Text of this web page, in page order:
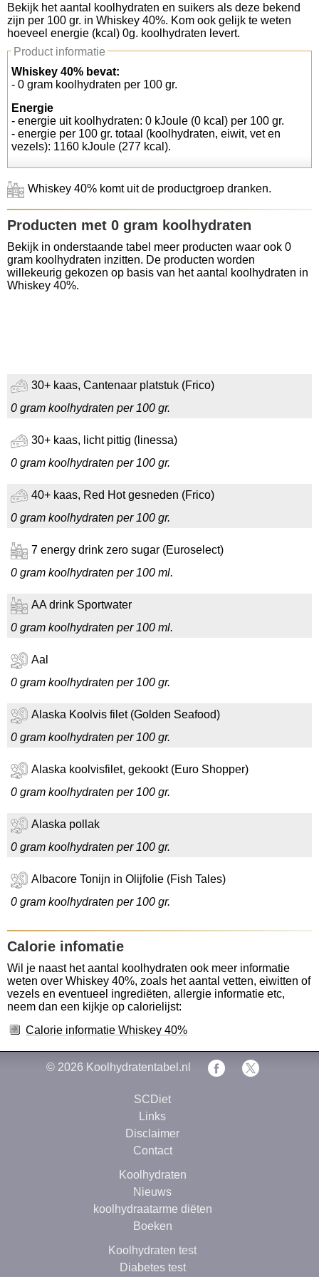
Koolhydraten tellen
Links
Bekijk het aantal koolhydraten en suikers als deze bekend
zijn per 100 gr. in Whiskey 40%. Kom ook gelijk te weten
hoeveel energie (kcal) 0g. koolhydraten levert.
Product informatie
Whiskey 40% bevat:
- 0 gram koolhydraten per 100 gr.
Energie
- energie uit koolhydraten: 0 kJoule (0 kcal) per 100 gr.
- energie per 100 gr. totaal (koolhydraten, eiwit, vet en
vezels): 1160 kJoule (277 kcal).
Whiskey 40% komt uit de productgroep dranken.
Producten met 0 gram koolhydraten
Bekijk in onderstaande tabel meer producten waar ook 0
gram koolhydraten inzitten. De producten worden
willekeurig gekozen op basis van het aantal koolhydraten in
Whiskey 40%.
30+ kaas, Cantenaar platstuk (Frico)
0 gram koolhydraten per 100 gr.
30+ kaas, licht pittig (linessa)
0 gram koolhydraten per 100 gr.
40+ kaas, Red Hot gesneden (Frico)
0 gram koolhydraten per 100 gr.
7 energy drink zero sugar (Euroselect)
0 gram koolhydraten per 100 ml.
AA drink Sportwater
0 gram koolhydraten per 100 ml.
Aal
0 gram koolhydraten per 100 gr.
Alaska Koolvis filet (Golden Seafood)
0 gram koolhydraten per 100 gr.
Alaska koolvisfilet, gekookt (Euro Shopper)
0 gram koolhydraten per 100 gr.
Alaska pollak
0 gram koolhydraten per 100 gr.
Albacore Tonijn in Olijfolie (Fish Tales)
0 gram koolhydraten per 100 gr.
Calorie infomatie
Wil je naast het aantal koolhydraten ook meer informatie
weten over Whiskey 40%, zoals het aantal vetten, eiwitten of
vezels en eventueel ingrediëten, allergie informatie etc,
neem dan een kijkje op calorielijst:
Calorie informatie Whiskey 40%
© 2026 Koolhydratentabel.nl
SCDiet
Links
Disclaimer
Contact
Koolhydraten
Nieuws
koolhydraatarme diëten
Boeken
Koolhydraten test
Diabetes test